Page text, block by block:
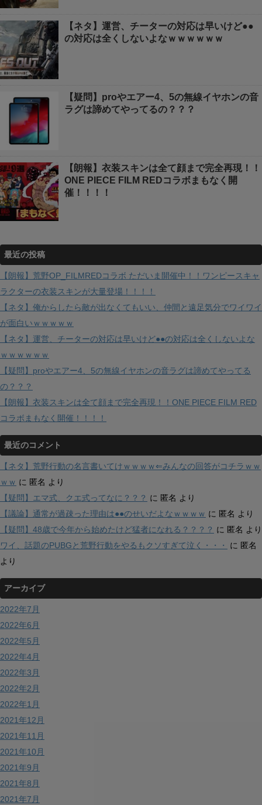
【ネタ】運営、チーターの対応は早いけど●●
の対応は全くしないよなｗｗｗｗｗｗ
【疑問】proやエアー4、5の無線イヤホンの音
ラグは諦めてやってるの？？？
【朗報】衣装スキンは全て顔まで完全再現！！
ONE PIECE FILM REDコラボまもなく開
催！！！！
最近の投稿
【朗報】荒野OP_FILMREDコラボ ただいま開催中！！ワンピースキャ
ラクターの衣装スキンが大量登場！！！！
【ネタ】俺からしたら敵が出なくてもいい、仲間と遠足気分でワイワイ
が面白いｗｗｗｗｗ
【ネタ】運営、チーターの対応は早いけど●●の対応は全くしないよな
ｗｗｗｗｗｗ
【疑問】proやエアー4、5の無線イヤホンの音ラグは諦めてやってる
の？？？
【朗報】衣装スキンは全て顔まで完全再現！！ONE PIECE FILM RED
コラボまもなく開催！！！！
最近のコメント
【ネタ】荒野行動の名言書いてけｗｗｗｗ⇐みんなの回答がコチラｗｗ
ｗｗ に 匿名 より
【疑問】エマ式、クエ式ってなに？？？ に 匿名 より
【議論】通常が過疎った理由は●●のせいだよなｗｗｗｗ に 匿名 より
【疑問】48歳で今年から始めたけど猛者になれる？？？？ に 匿名 より
ワイ、話題のPUBGと荒野行動をやるもクソすぎて泣く・・・
に 匿名
より
アーカイブ
2022年7月
2022年6月
2022年5月
2022年4月
2022年3月
2022年2月
2022年1月
2021年12月
2021年11月
2021年10月
2021年9月
2021年8月
2021年7月